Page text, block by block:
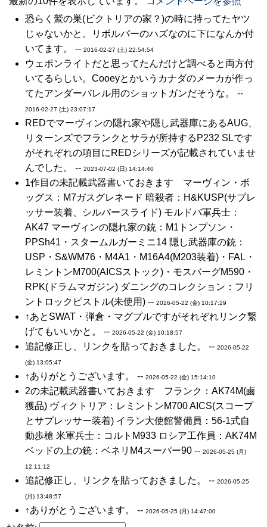
恐らく鷲の巣(ビクトリアの家？)の時に持ってたヤツ
じゃないかと。リボルバーのハズなのに下になんか付
いてます。 -- 2016-02-27 (土) 22:54:54
ウェポンライトだと思ってたんだけど調べると両方付
いてるらしい。Cooeyとかいうカナダのメーカが作っ
てたアンダーバレル用のショットガンだそうな。 --
2016-02-27 (土) 23:07:17
REDでマーヴィンの隠れ家や隠し武器庫にあるAUG、
リターンズでフランクとサラが所持するP232 SLです
がそれぞれの項目にREDシリーズが記載されていませ
んでした。 -- 2023-07-02 (日) 14:14:40
1作目の未記載武器書いておきます マーヴィン・ボ
ッグス：M7ガスグレネード 暗殺者：H&KUSP(サプレ
ッサー装着、シルバースライド) モルドバ軍兵士：
AK47 マーヴィンの隠れ家の銃：M1トンプソン・
PPSh41・スタームルガーミニ14 隠し武器庫の銃：
USP・S&WM76・M4A1・M16A4(M203装着)・FAL・
レミントンM700(AICSストック)・モスバーグM590・
RPK(ドラムマガジン) ダニングのコレクション：フリ
ントロックピストル(未使用) -- 2026-05-22 (金) 10:17:29
↑あとSWAT・弾倉・マグプルですがそれぞれリンク繋
げてもいいかと。 -- 2026-05-22 (金) 10:18:57
追記修正し、リンクを貼っておきました。 -- 2026-05-22
(金) 13:05:47
↑ありがとうございます。 -- 2026-05-22 (金) 15:14:10
2の未記載武器書いておきます フランク：AK74M(鹵
獲品) ヴィクトリア：レミントンM700 AICS(スコープ
とサプレッサー装着) イラン大使館警備員：56-1式自
動歩槍 米軍兵士：コルトM933 ロシア工作員：AK74M
ベッドの上の銃：ベネリM4スーパー90 -- 2026-05-25 (月)
12:11:12
追記修正し、リンクを貼っておきました。 -- 2026-05-25
(月) 13:48:57
↑ありがとうございます。 -- 2026-05-25 (月) 14:47:00